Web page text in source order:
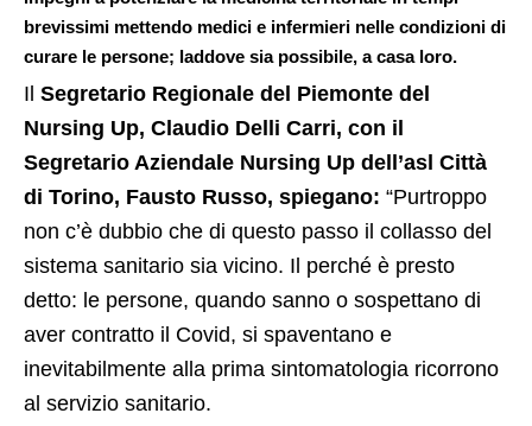
brevissimi mettendo medici e infermieri nelle condizioni di
curare le persone; laddove sia possibile, a casa loro.
Il Segretario Regionale del Piemonte del
Nursing Up, Claudio Delli Carri, con il
Segretario Aziendale Nursing Up dell’asl Città
di Torino, Fausto Russo, spiegano: “Purtroppo
non c’è dubbio che di questo passo il collasso del
sistema sanitario sia vicino. Il perché è presto
detto: le persone, quando sanno o sospettano di
aver contratto il Covid, si spaventano e
inevitabilmente alla prima sintomatologia ricorrono
al servizio sanitario.